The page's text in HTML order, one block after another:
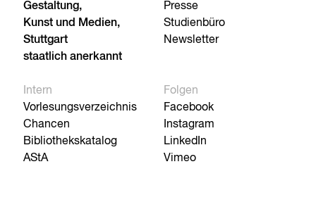
Gestaltung,
Kunst und Medien,
Stuttgart
staatlich anerkannt
Presse
Studienbüro
Newsletter
Intern
Vorlesungsverzeichnis
Chancen
Bibliothekskatalog
AStA
Folgen
Facebook
Instagram
LinkedIn
Vimeo